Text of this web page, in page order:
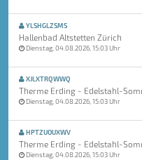
YLSHGLZSMS
Hallenbad Altstetten Zürich
Dienstag, 04.08.2026, 15:03 Uhr
XJLXTRQWWQ
Therme Erding - Edelstahl-
Dienstag, 04.08.2026, 15:03 Uhr
HPTZUOUXWV
Therme Erding - Edelstahl-
Dienstag, 04.08.2026, 15:03 Uhr